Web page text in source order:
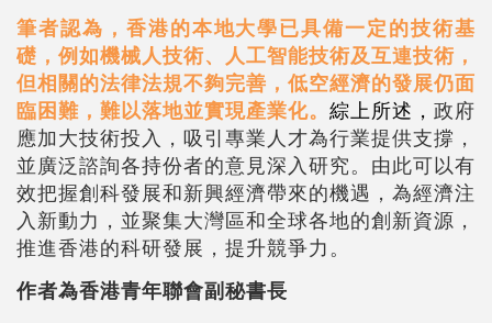
筆者認為，香港的本地大學已具備一定的技術基
礎，例如機械人技術、人工智能技術及互連技術，
但相關的法律法規不夠完善，低空經濟的發展仍面
臨困難，難以落地並實現產業化。 綜上所述， 政府
應加大技術投入，吸引專業人才為行業提供支撐，
並廣泛諮詢各持份者的意見深入研究。由此可以有
效把握創科發展和新興經濟帶來的機遇，為經濟注
入新動力，並聚集大灣區和全球各地的創新資源，
推進香港的科研發展，提升競爭力。
作者為香港青年聯會副秘書長